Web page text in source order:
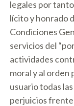
legales por
lícito y honrado
Condiciones
servicios del
actividades
moral y al orden
usuario todas
perjuicios